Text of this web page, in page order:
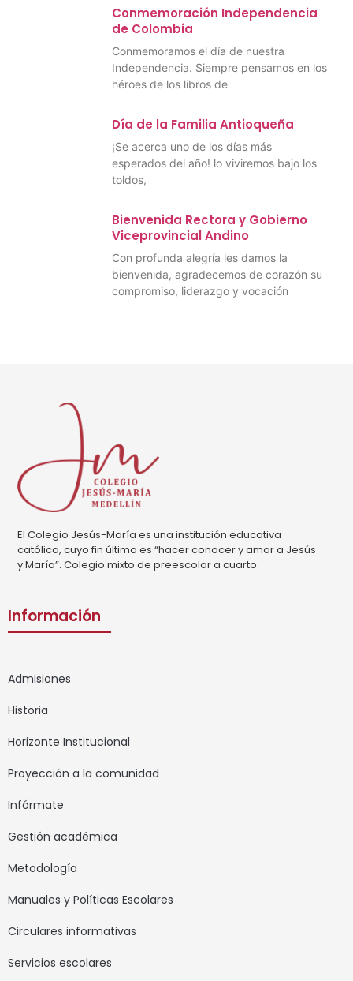
Conmemoración Independencia
de Colombia
Conmemoramos el día de nuestra
Independencia. Siempre pensamos en los
héroes de los libros de
Día de la Familia Antioqueña
¡Se acerca uno de los días más
esperados del año! lo viviremos bajo los
toldos,
Bienvenida Rectora y Gobierno
Viceprovincial Andino
Con profunda alegría les damos la
bienvenida, agradecemos de corazón su
compromiso, liderazgo y vocación
El Colegio Jesús-María es una institución educativa
católica, cuyo fin último es “hacer conocer y amar a Jesús
y María”. Colegio mixto de preescolar a cuarto.
Información
Admisiones
Historia
Horizonte Institucional
Proyección a la comunidad
Infórmate
Gestión académica
Metodología
Manuales y Políticas Escolares
Circulares informativas
Servicios escolares